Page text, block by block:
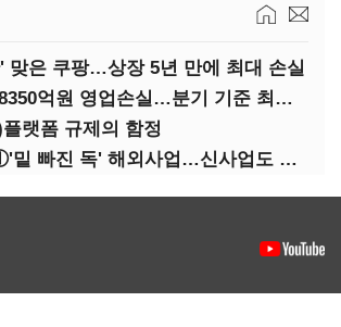
맞은 쿠팡…상장 5년 만에 최대 손실
쿠팡, 2분기 8350억원 영업손실…분기 기준 최대 적자
랫폼 규제의 함정
(SPC 민낯)①'밑 빠진 독' 해외사업…신사업도 경고등